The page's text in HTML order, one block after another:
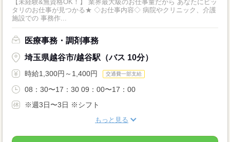
【未経験&無資格OK！】 業界最大級のお仕事量だから あなたにピッ
タリのお仕事が見つかる★ ◇お仕事内容◇ 病院やクリニック、介護
施設での 事務作...
医療事務・調剤事務
埼玉県越谷市/越谷駅（バス 10分）
時給1,300円～1,400円 交通費一部支給
08：30〜17：30 09：00〜17：00
※週3日〜3日 ※シフト
もっと見る